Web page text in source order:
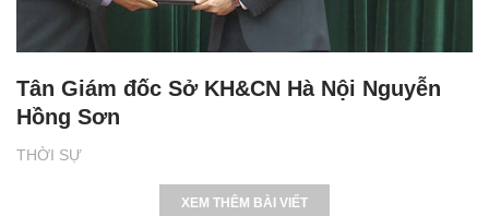
THỜI SỰ
Tân Giám đốc Sở KH&CN Hà Nội Nguyễn
Hồng Sơn
XEM THÊM BÀI VIẾT